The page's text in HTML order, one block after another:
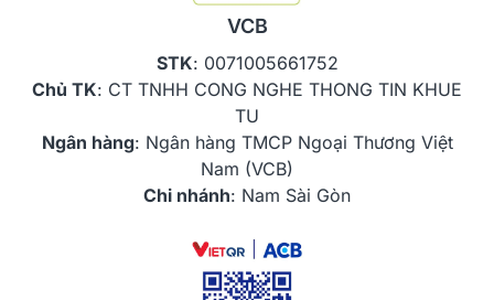
VCB
STK: 0071005661752
Chủ TK: CT TNHH CONG NGHE THONG TIN KHUE
TU
Ngân hàng: Ngân hàng TMCP Ngoại Thương Việt
Nam (VCB)
Chi nhánh: Nam Sài Gòn